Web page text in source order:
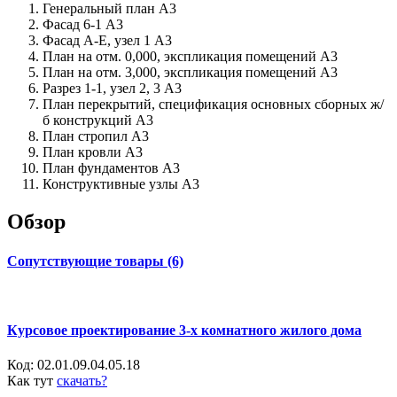
Генеральный план А3
Фасад 6-1 А3
Фасад А-Е, узел 1 А3
План на отм. 0,000, экспликация помещений А3
План на отм. 3,000, экспликация помещений А3
Разрез 1-1, узел 2, 3 А3
План перекрытий, спецификация основных сборных ж/
б конструкций А3
План стропил А3
План кровли А3
План фундаментов А3
Конструктивные узлы А3
Обзор
Сопутствующие товары (6)
Курсовое проектирование 3-х комнатного жилого дома
Код: 02.01.09.04.05.18
Как тут скачать?